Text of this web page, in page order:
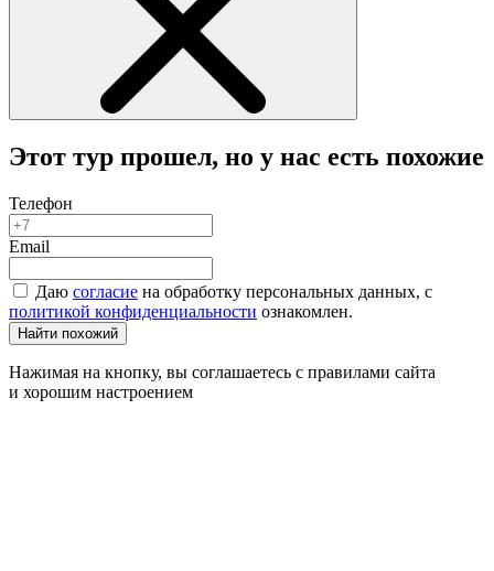
Этот тур прошел, но у нас есть похожие
Телефон
Email
Даю согласие на обработку персональных данных, с
политикой конфиденциальности ознакомлен.
Найти похожий
Нажимая на кнопку, вы соглашаетесь с правилами сайта
и хорошим настроением